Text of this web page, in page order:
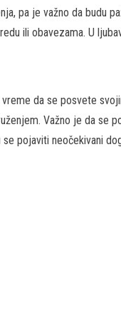
pa je važno da budu
ili obavezama. U
da se posvete
Važno je da se
pojaviti neočekivani